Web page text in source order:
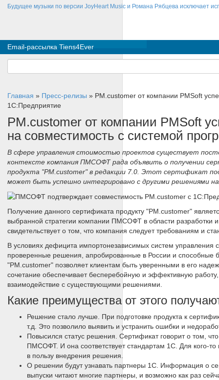
Будущее музыки по версии JoyHeart Music и Романа Рябцева исключает
Email-рассылка Tiens4Ever
Главная » Пресс-релизы » PM.customer от компании PMSoft
1С:Предприятие
PM.customer от компании PMSoft
на совместимость с системой
В сфере управления стоимостью проектов существует
контексте компания ПМСОФТ рада объявить о получении
продукта "PM.customer" в редакции 7.0. Этот сертификат
может быть успешно интегрировано с другими решениями
Получение данного сертификата продукту "PM.customer"
выбранной стратегии компании ПМСОФТ в области разработки
свидетельствует о том, что компания следует требованиям и
В условиях дефицита импортонезависимых систем
проверенные решения, апробированные в России и способные
"PM.customer" позволяет клиентам быть уверенными в его
сочетание обеспечивает бесперебойную и эффективную
взаимодействие с существующими решениями.
Какие преимущества от этого
Решение стало лучше. При подготовке продукта к
т.д. Это позволило выявить и устранить ошибки и
Повысился статус решения. Сертификат говорит о том,
ПМСОФТ. И она соответствует стандартам 1С. Для кого-
в пользу внедрения решения.
О решении будут узнавать партнеры 1С. Информация о
выпуски читают многие партнеры, и возможно как раз